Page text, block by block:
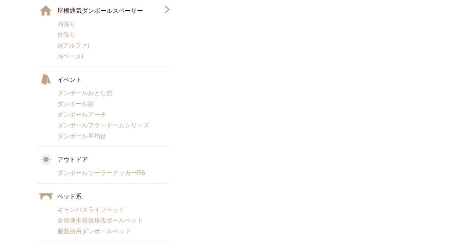
屋根通気ダンボールスペーサー
内張り
外張り
α(アルファ)
β(ベータ)
イベント
ダンボールおとな兜
ダンボール鎧
ダンボールアーチ
ダンボールフラードームシリーズ
ダンボール平均台
アウトドア
ダンボールソーラークッカーR6
ベッド系
キャンパスライフベッド
全段連推奨規格段ボールベッド
避難所用ダンボールベッド